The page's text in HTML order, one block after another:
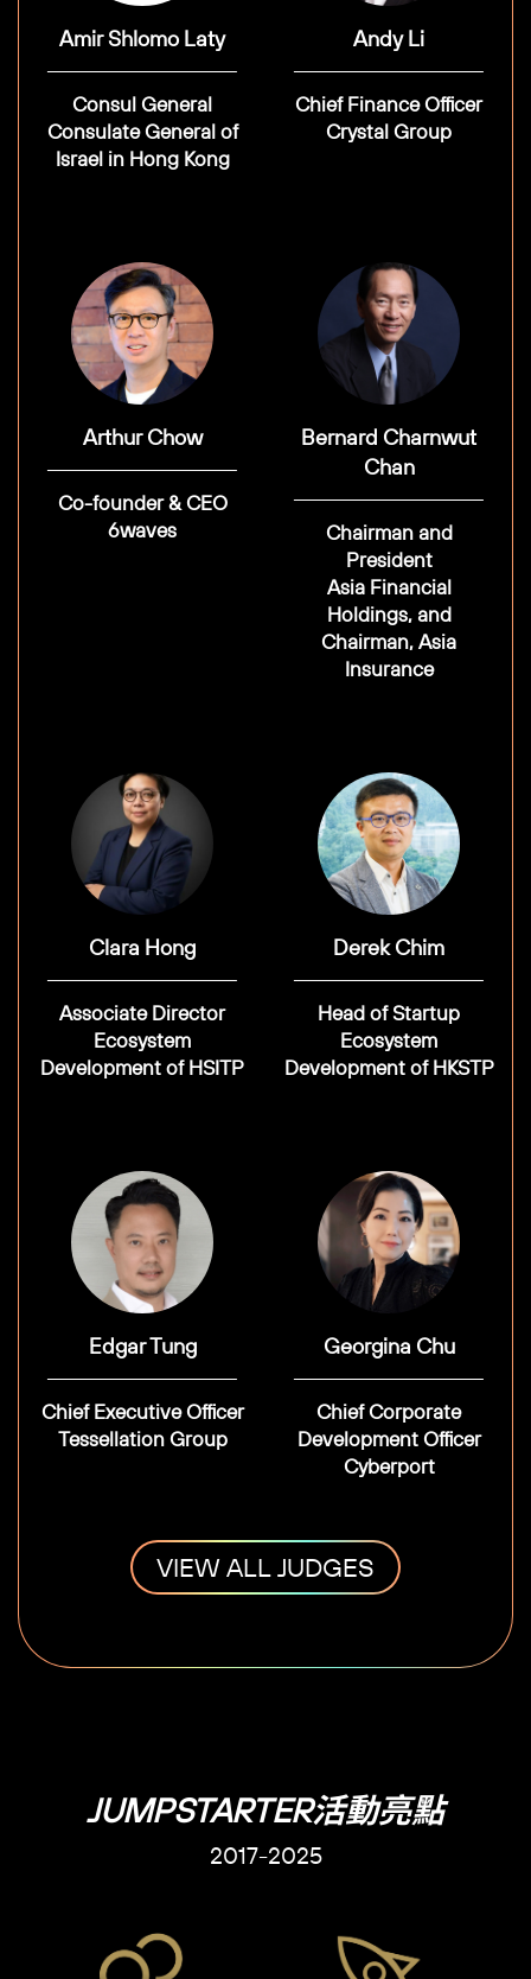
Amir Shlomo Laty
Consul General
Consulate General of
Israel in Hong Kong
Andy Li
Chief Finance Officer
Crystal Group
Arthur Chow
Co-founder & CEO
6waves
Bernard Charnwut
Chan
Chairman and
President
Asia Financial
Holdings, and
Chairman, Asia
Insurance
Clara Hong
Associate Director
Ecosystem
Development of HSITP
Derek Chim
Head of Startup
Ecosystem
Development of HKSTP
Edgar Tung
Chief Executive Officer
Tessellation Group
Georgina Chu
Chief Corporate
Development Officer
Cyberport
VIEW ALL JUDGES
JUMPSTARTER活動亮點
2017-2025